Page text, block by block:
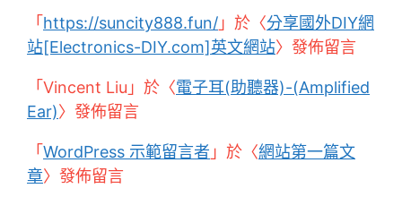
「 https://suncity888.fun/ 」於〈分享國外DIY網
站[Electronics-DIY.com]英文網站〉發佈留言
「 Vincent Liu 」於〈電子耳(助聽器)-(Amplified
Ear)〉發佈留言
「 WordPress 示範留言者 」於〈網站第一篇文
章〉發佈留言